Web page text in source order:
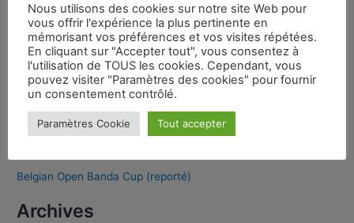
Dernières publications
Jean-Benoît BRUNET Nouveau Président Ligue nouvelle
aquitaine
Partenariat FWF/FFK
Belgian Open Banda Cup (reporté)
Archives
Nous utilisons des cookies sur notre site Web pour
vous offrir l'expérience la plus pertinente en
mémorisant vos préférences et vos visites répétées.
En cliquant sur "Accepter tout", vous consentez à
l'utilisation de TOUS les cookies. Cependant, vous
pouvez visiter "Paramètres des cookies" pour fournir
un consentement contrôlé.
Paramètres Cookie Tout accepter